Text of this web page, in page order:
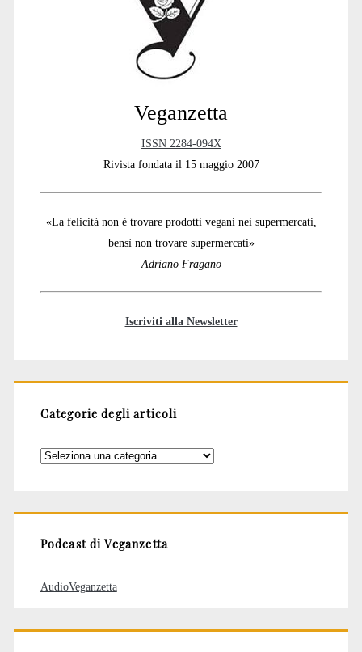
Veganzetta
ISSN 2284-094X
Rivista fondata il 15 maggio 2007
«La felicità non è trovare prodotti vegani nei supermercati,
bensì non trovare supermercati»
Adriano Fragano
Iscriviti alla Newsletter
Categorie degli articoli
Categorie
Podcast di Veganzetta
AudioVeganzetta